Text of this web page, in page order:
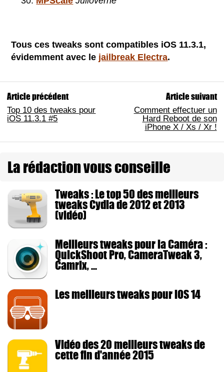
Tous ces tweaks sont compatibles iOS 11.3.1,
évidemment avec le jailbreak Electra.
Article précédent
Top 10 des tweaks pour
iOS 11.3.1 #5
Article suivant
Comment effectuer un
Hard Reboot de son
iPhone X / Xs / Xr !
La rédaction vous conseille
Tweaks : Le top 50 des meilleurs
tweaks Cydia de 2012 et 2013
(vidéo)
Meilleurs tweaks pour la Caméra :
QuickShoot Pro, CameraTweak 3,
Camrix, ...
Les meilleurs tweaks pour iOS 14
Vidéo des 20 meilleurs tweaks de
cette fin d'année 2015